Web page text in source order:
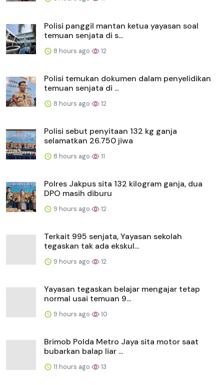
Polisi panggil mantan ketua yayasan soal
temuan senjata di s...
8 hours ago 12
Polisi temukan dokumen dalam penyelidikan
temuan senjata di ...
8 hours ago 12
Polisi sebut penyitaan 132 kg ganja
selamatkan 26.750 jiwa
8 hours ago 11
Polres Jakpus sita 132 kilogram ganja, dua
DPO masih diburu
9 hours ago 12
Terkait 995 senjata, Yayasan sekolah
tegaskan tak ada ekskul...
9 hours ago 12
Yayasan tegaskan belajar mengajar tetap
normal usai temuan 9...
9 hours ago 10
Brimob Polda Metro Jaya sita motor saat
bubarkan balap liar ...
11 hours ago 13